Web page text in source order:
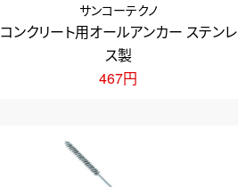
コンクリート用オールアンカー ステンレ
ス製
サンコーテクノ
467円